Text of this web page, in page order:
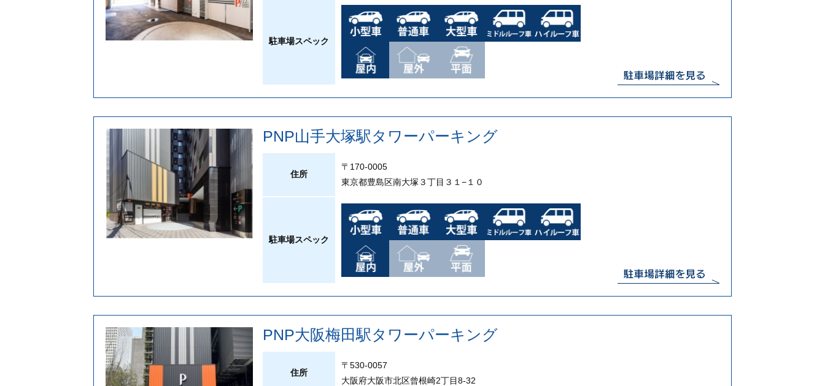
駐車場スペック
PNP山手大塚駅タワーパーキング
住所
〒170-0005
東京都豊島区南大塚３丁目３１−１０
駐車場スペック
PNP大阪梅田駅タワーパーキング
住所
〒530-0057
大阪府大阪市北区曾根崎2丁目8-32